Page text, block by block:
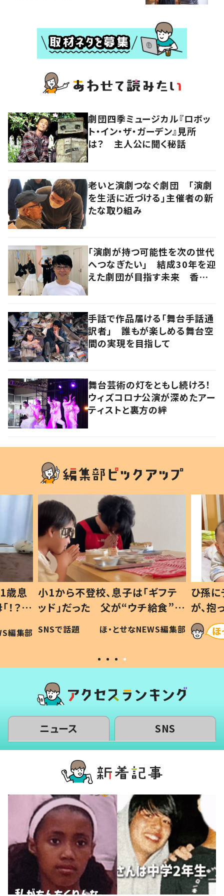
劇団四季ミュージカル『ロボッ
ト・イン・ザ・ガーデン』見所
は？ 主人公に聞く秘話
老いと演劇つなぐ劇団 「演劇
を生活に近づける」主催者の新
たな取り組み
「演劇が持つ可能性を次の世代
へつなぎたい」 結成30年を迎
えた劇団が目指す未来 香川・
手話で作品届ける「舞台手話通
訳者」 誰もが楽しめる舞台空
間の実現を目指して
舞台芸術の灯をともし続けろ！
ウィズコロナ公演が深めたアー
ティストと裏方の絆
歳息
？」
編集部
小1から不登校、息子は「ギフテ
ッド」だった 父が“ウチ給食”を
作り続ける理由とは #令和の親
#令和の子
SNSで話題 ほ・とせなNEWS編集部
ひ孫
が、
「涙が
い」
ニュース SNS